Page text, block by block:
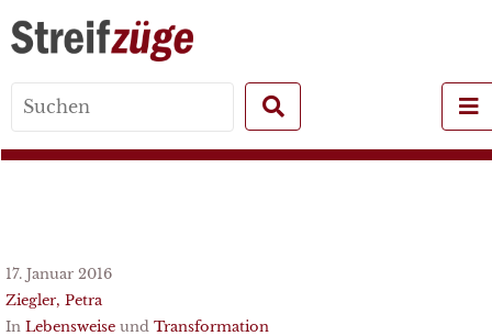
for:
17. Januar 2016
Ziegler, Petra
In Lebensweise und Transformation